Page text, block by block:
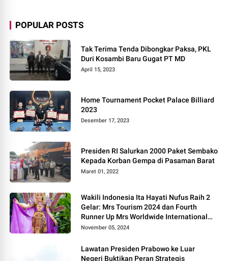
POPULAR POSTS
Tak Terima Tenda Dibongkar Paksa, PKL
Duri Kosambi Baru Gugat PT MD
April 15, 2023
Home Tournament Pocket Palace Billiard
2023
Desember 17, 2023
Presiden RI Salurkan 2000 Paket Sembako
Kepada Korban Gempa di Pasaman Barat
Maret 01, 2022
Wakili Indonesia Ita Hayati Nufus Raih 2
Gelar: Mrs Tourism 2024 dan Fourth
Runner Up Mrs Worldwide International
2024, di Pemilihan Mrs Worldwide 2024
November 05, 2024
Lawatan Presiden Prabowo ke Luar
Negeri Buktikan Peran Strategis